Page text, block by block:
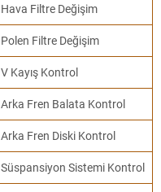
Hava Filtre Değişim
Polen Filtre Değişim
V Kayış Kontrol
Arka Fren Balata Kontrol
Arka Fren Diski Kontrol
Süspansiyon Sistemi Kontrol